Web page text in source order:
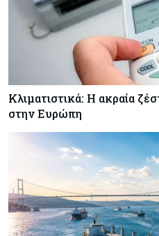
Κλιματιστικά: Η ακραία
στην Ευρώπη